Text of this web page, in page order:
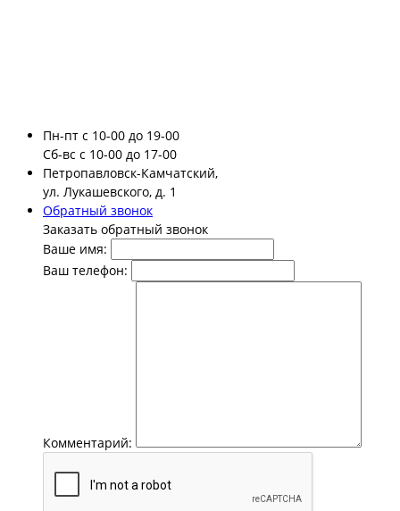
Пн-пт с 10-00 до 19-00
Сб-вс с 10-00 до 17-00
Петропавловск-Камчатский,
ул. Лукашевского, д. 1
Обратный звонок
Заказать обратный звонок
Ваше имя:
Ваш телефон:
Комментарий: